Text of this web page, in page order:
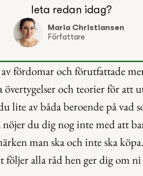
leta redan idag?
Maria Christiansen
Författare
fördomar och förutfattade
övertygelser och teorier för att
lite av båda beroende på vad
du dig nog inte med att
man ska och inte ska
följer alla råd hen ger dig om